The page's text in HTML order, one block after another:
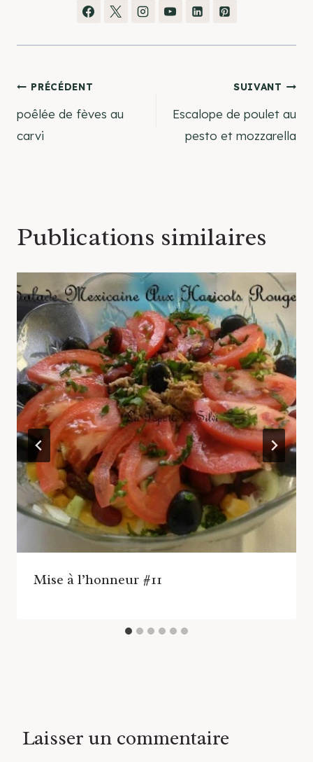
Navigation
de
PRÉCÉDENT
poêlée de fèves au
carvi
SUIVANT
Escalope de poulet au
pesto et mozzarella
Publications similaires
Mise à l’honneur #11
Laisser un commentaire